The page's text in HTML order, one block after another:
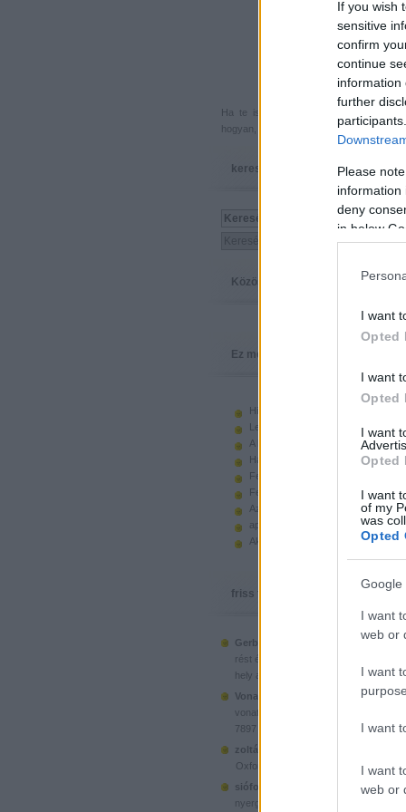
If you wish
sensitive
confirm
continue
information
further
Please
information
deny
in below
I want
Opted
I want
Opted
I want
Opted
I want
of my
was
Opted
Google
I want
web or
I want
I want
I want
web or
Ha te is küldenél egy végigjátszást,
hogyan, hova, mikor, kivel és miért,
keresés
Közösség
Ez megy
Hiányzó elemek beszerzése
Legoland Németország 2010
A kastélyok képes története
Használt legót piacról
Feltörjük a legó ugart
Fehérítsd ki!
Az Indiana Jones készletek
apró. hirdetés.
Akciók, újdonságok a polcon,
friss topikok
Gerberus:
Mostanra már a Lego is
rést é...
hely a klónoknak
Vonatotkeresek1:
@BorZol: Üdv, hol
vonatot venni...
7897 Passenger Train
zoltán999:
Oxford, a dél-koreai klón
siófoki35:
A platós teherautó
nyergesvonta...